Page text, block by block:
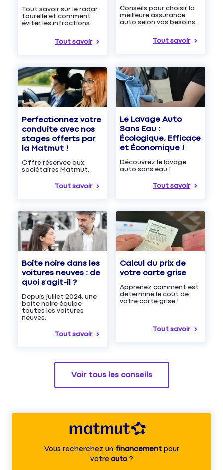
Tout savoir sur le radar
tourelle et comment
éviter les infractions.
Tout savoir
Conseils pour choisir la
meilleure assurance
auto selon vos besoins.
Tout savoir
Perfectionnez votre
conduite avec nos
stages offerts par
la Matmut !
Offre réservée aux
sociétaires Matmut.
Tout savoir
Le Lavage Auto
Sans Eau :
Écologique, Efficace
et Économique !
Découvrez le lavage
auto sans eau !
Tout savoir
Boîte noire dans les
voitures neuves : de
quoi s’agit-il ?
Depuis juillet 2024, une
boîte noire équipe
toutes les voitures
neuves.
Tout savoir
Calcul du prix de
votre carte grise
Apprenez comment est
determiné le coût de
votre carte grise !
Tout savoir
Voir tous les conseils
Vous recherchez unfinancementpour
votre auto?